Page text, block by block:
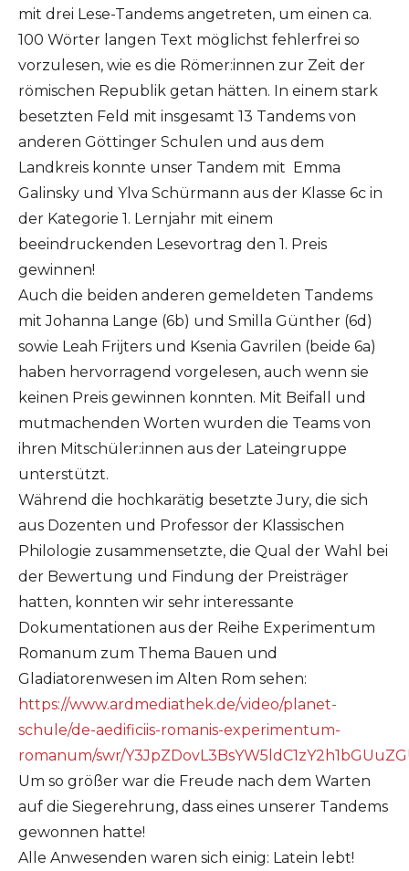
mit drei Lese-Tandems angetreten, um einen ca.
100 Wörter langen Text möglichst fehlerfrei so
vorzulesen, wie es die Römer:innen zur Zeit der
römischen Republik getan hätten. In einem stark
besetzten Feld mit insgesamt 13 Tandems von
anderen Göttinger Schulen und aus dem
Landkreis konnte unser Tandem mit Emma
Galinsky und Ylva Schürmann aus der Klasse 6c in
der Kategorie 1. Lernjahr mit einem
beeindruckenden Lesevortrag den 1. Preis
gewinnen!
Auch die beiden anderen gemeldeten Tandems
mit Johanna Lange (6b) und Smilla Günther (6d)
sowie Leah Frijters und Ksenia Gavrilen (beide 6a)
haben hervorragend vorgelesen, auch wenn sie
keinen Preis gewinnen konnten. Mit Beifall und
mutmachenden Worten wurden die Teams von
ihren Mitschüler:innen aus der Lateingruppe
unterstützt.
Während die hochkarätig besetzte Jury, die sich
aus Dozenten und Professor der Klassischen
Philologie zusammensetzte, die Qual der Wahl bei
der Bewertung und Findung der Preisträger
hatten, konnten wir sehr interessante
Dokumentationen aus der Reihe Experimentum
Romanum zum Thema Bauen und
Gladiatorenwesen im Alten Rom sehen:
https://www.ardmediathek.de/video/planet-
schule/de-aedificiis-romanis-experimentum-
romanum/swr/
Um so größer war die Freude nach dem Warten
auf die Siegerehrung, dass eines unserer Tandems
gewonnen hatte!
Alle Anwesenden waren sich einig: Latein lebt!